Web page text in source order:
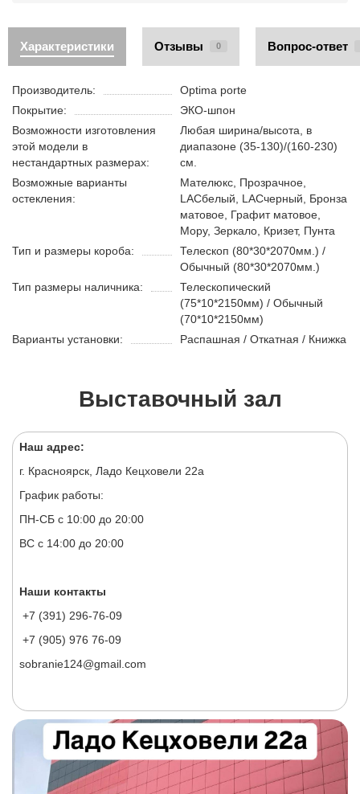
Характеристики Отзывы 0 Вопрос-ответ
Производитель:
Optima porte
Покрытие:
ЭКО-шпон
Возможности изготовления
этой модели в
нестандартных размерах:
Любая ширина/высота, в
диапазоне (35-130)/(160-230)
см.
Возможные варианты
остекления:
Мателюкс, Прозрачное,
LACбелый, LACчерный, Бронза
матовое, Графит матовое,
Мору, Зеркало, Кризет, Пунта
Тип и размеры короба:
Телескоп (80*30*2070мм.) /
Обычный (80*30*2070мм.)
Тип размеры наличника:
Телескопический
(75*10*2150мм) / Обычный
(70*10*2150мм)
Варианты установки:
Распашная / Откатная / Книжка
Выставочный зал
Наш адрес:
г. Красноярск, Ладо Кецховели 22а
График работы:
ПН-СБ с 10:00 до 20:00
ВС с 14:00 до 20:00
Наши контакты
+7 (391) 296-76-09
+7 (905) 976 76-09
sobranie124@gmail.com